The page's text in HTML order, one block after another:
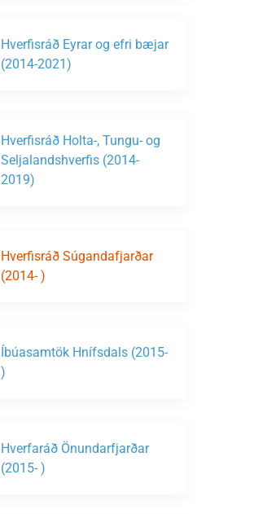
Hverfisráð Eyrar og efri bæjar
(2014-2021)
Hverfisráð Holta-, Tungu- og
Seljalandshverfis (2014-
2019)
Hverfisráð Súgandafjarðar
(2014- )
Íbúasamtök Hnífsdals (2015-
)
Hverfaráð Önundarfjarðar
(2015- )